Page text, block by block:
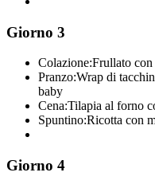
Giorno 3
Colazione:Frullato con
Pranzo:Wrap di
baby
Cena:Tilapia al forno
Spuntino:Ricotta con
Giorno 4